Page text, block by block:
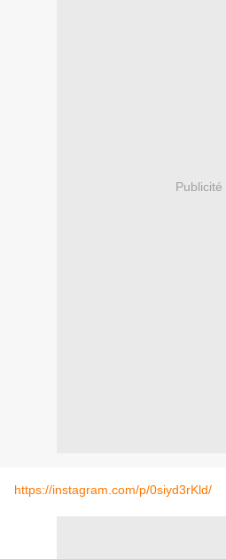
Publicité
https://instagram.com/p/0siyd3rKld/